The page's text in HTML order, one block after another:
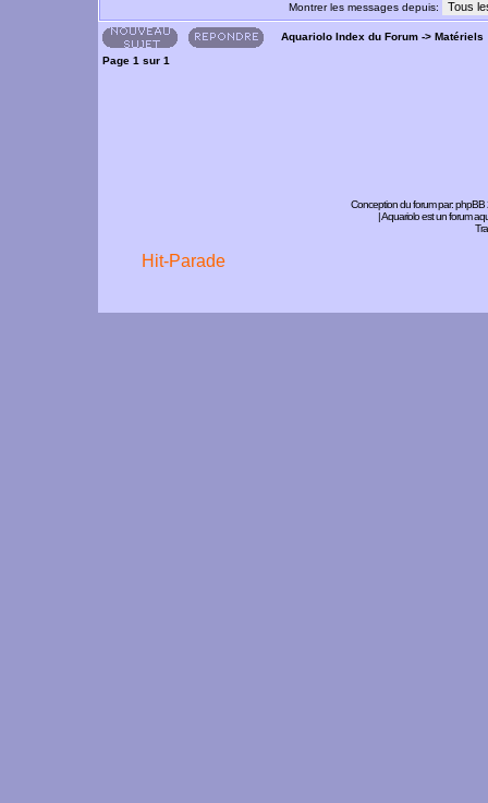
Montrer les messages depuis:
Aquariolo Index du Forum -> Matériels
Page 1 sur 1
Conception du forum par:phpBB
| Aquariolo est un forum